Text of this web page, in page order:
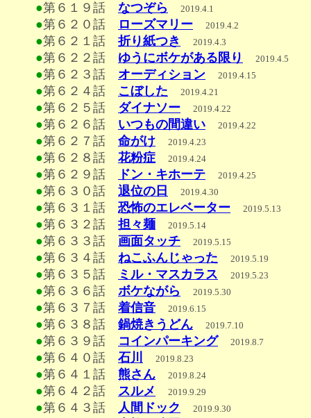
●第６１９話 なつぞら 2019.4.1
●第６２０話 ローズマリー 2019.4.2
●第６２１話 折り紙つき 2019.4.3
●第６２２話 ゆうにボケがある限り 2019.4.5
●第６２３話 オーディション 2019.4.15
●第６２４話 こぼした 2019.4.21
●第６２５話 ダイナソー 2019.4.22
●第６２６話 いつもの間違い 2019.4.22
●第６２７話 命がけ 2019.4.23
●第６２８話 花粉症 2019.4.24
●第６２９話 ドン・キホーテ 2019.4.25
●第６３０話 退位の日 2019.4.30
●第６３１話 恐怖のエレベーター 2019.5.13
●第６３２話 担々麺 2019.5.14
●第６３３話 画面タッチ 2019.5.15
●第６３４話 ねこふんじゃった 2019.5.19
●第６３５話 ミル・マスカラス 2019.5.23
●第６３６話 ボケながら 2019.5.30
●第６３７話 着信音 2019.6.15
●第６３８話 鍋焼きうどん 2019.7.10
●第６３９話 コインパーキング 2019.8.7
●第６４０話 石川 2019.8.23
●第６４１話 熊さん 2019.8.24
●第６４２話 スルメ 2019.9.29
●第６４３話 人間ドック 2019.9.30